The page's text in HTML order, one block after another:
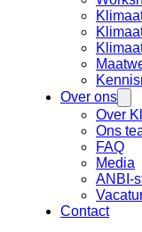
Over ons
Over
Ons
FAQ
Media
ANBI-
Contact